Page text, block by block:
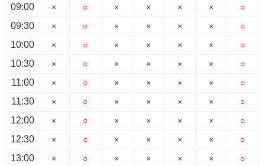
09:00
09:30
10:00
10:30
11:00
11:30
12:00
12:30
13:00
×
×
×
×
×
×
×
×
×
○
○
○
○
○
○
○
○
○
×
×
×
×
×
×
×
×
×
×
×
×
×
×
×
×
×
×
×
×
×
×
×
×
×
×
×
×
×
×
×
×
×
×
×
×
○
○
○
○
○
○
○
○
○